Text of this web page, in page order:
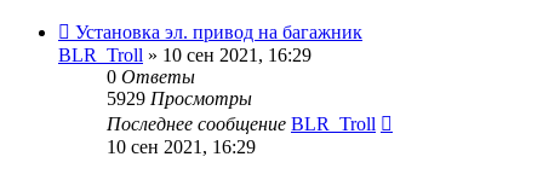
Установка эл. привод на багажник
BLR_Troll » 10 сен 2021, 16:29
0 Ответы
5929 Просмотры
Последнее сообщение BLR_Troll
10 сен 2021, 16:29